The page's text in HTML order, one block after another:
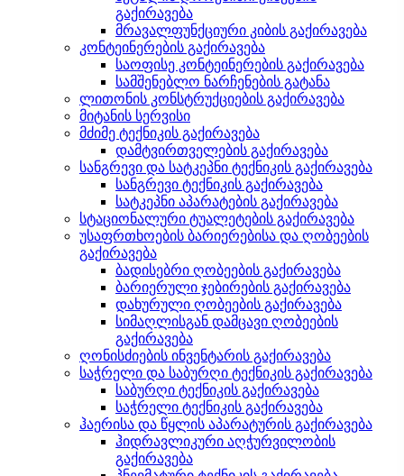
გაქირავება
მრავალფუნქციური კიბის გაქირავება
კონტეინერების გაქირავება
საოფისე კონტეინერების გაქირავება
სამშენებლო ნარჩენების გატანა
ლითონის კონსტრუქციების გაქირავება
მიტანის სერვისი
მძიმე ტექნიკის გაქირავება
დამტვირთველების გაქირავება
სანგრევი და სატკეპნი ტექნიკის გაქირავება
სანგრევი ტექნიკის გაქირავება
სატკეპნი აპარატების გაქირავება
სტაციონალური ტუალეტების გაქირავება
უსაფრთხოების ბარიერებისა და ღობეების
გაქირავება
ბადისებრი ღობეების გაქირავება
ბარიერული ჯებირების გაქირავება
დახურული ღობეების გაქირავება
სიმაღლისგან დამცავი ღობეების
გაქირავება
ღონისძიების ინვენტარის გაქირავება
საჭრელი და საბურღი ტექნიკის გაქირავება
საბურღი ტექნიკის გაქირავება
საჭრელი ტექნიკის გაქირავება
ჰაერისა და წყლის აპარატურის გაქირავება
ჰიდრავლიკური აღჭურვილობის
გაქირავება